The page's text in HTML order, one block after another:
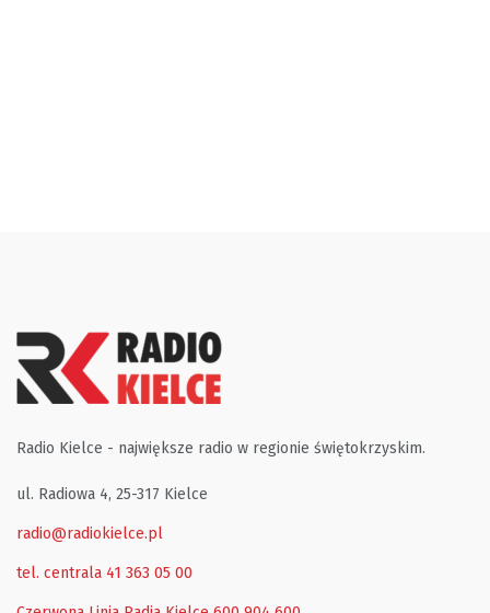
Radio Kielce - największe radio w regionie świętokrzyskim.
ul. Radiowa 4, 25-317 Kielce
radio@radiokielce.pl
tel. centrala 41 363 05 00